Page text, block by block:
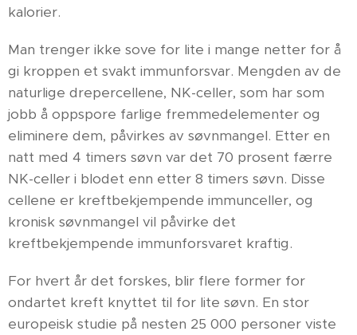
kalorier.
Man trenger ikke sove for lite i mange netter for å
gi kroppen et svakt immunforsvar. Mengden av de
naturlige drepercellene, NK-celler, som har som
jobb å oppspore farlige fremmedelementer og
eliminere dem, påvirkes av søvnmangel. Etter en
natt med 4 timers søvn var det 70 prosent færre
NK-celler i blodet enn etter 8 timers søvn. Disse
cellene er kreftbekjempende immunceller, og
kronisk søvnmangel vil påvirke det
kreftbekjempende immunforsvaret kraftig.
For hvert år det forskes, blir flere former for
ondartet kreft knyttet til for lite søvn. En stor
europeisk studie på nesten 25 000 personer viste